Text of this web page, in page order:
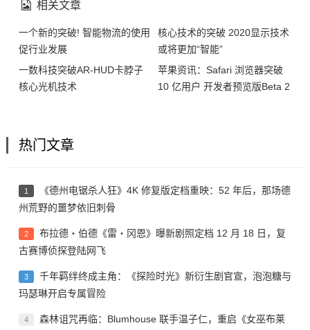
相关文章
一个新的突破! 智能物流的使用
促行业发展
核心技术的突破 2020显示技术
或将更加“智能”
一数科技突破AR-HUD卡脖子
核心光机技术
苹果资讯：Safari 浏览器突破
10 亿用户 开发者预览版Beta 2
热门文章
1
《德州电锯杀人狂》4K 修复版定档重映：52 年后，那场德
州荒野的噩梦依旧刺骨
2
布拉德・伯德《雷・冈恩》曝新剧照定档 12 月 18 日，复
古赛博侦探登陆网飞
3
千年羁绊终成主角：《探险时光》新衍生剧官宣，泡泡糖与
玛瑟琳开启专属冒险
4
森林诅咒再临：Blumhouse 联手温子仁，重启《女巫布莱